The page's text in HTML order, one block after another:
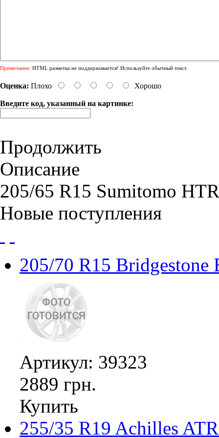
Примечание: HTML разметка не поддерживается! Используйте обычный текст.
Оценка: Плохо Хорошо
Введите код, указанный на картинке:
Продолжить
Описание
205/65 R15 Sumitomo
Новые поступления
205/70 R15
Артикул: 39323
2889 грн.
Купить
255/35 R19 Achilles